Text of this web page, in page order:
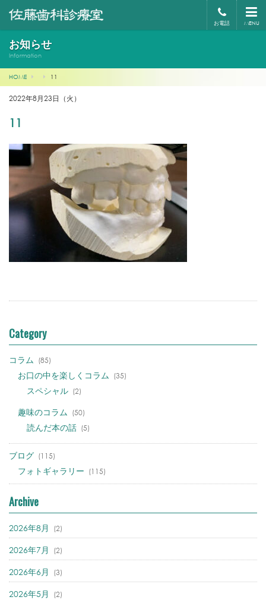
MENU
お電話
お知らせ
Information
HOME 11
2022年8月23日（火）
11
Category
コラム (85)
お口の中を楽しくコラム (35)
スペシャル (2)
趣味のコラム (50)
読んだ本の話 (5)
ブログ (115)
フォトギャラリー (115)
Archive
2026年8月 (2)
2026年7月 (2)
2026年6月 (3)
2026年5月 (2)